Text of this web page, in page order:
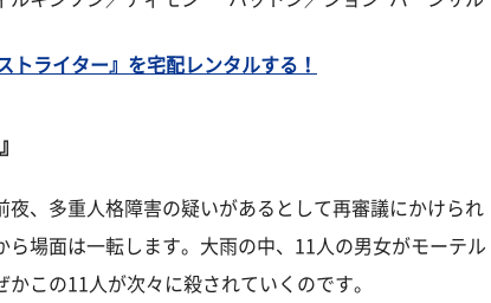
トライター』を宅配レンタルする！
夜、多重人格障害の疑いがあるとして再審議にかけられ
ら場面は一転します。大雨の中、11人の男女がモーテル
この11人が次々に殺されていくのです。